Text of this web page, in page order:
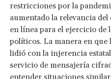
restricciones por la
aumentado la relevancia
en línea para el ejercicio de
políticos. La manera en
lidió con la injerencia
servicio de mensajería
entender situaciones